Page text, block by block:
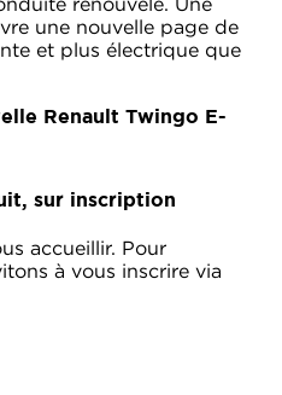
une nouvelle page de
et plus électrique que
Renault Twingo E-
sur inscription
accueillir. Pour
à vous inscrire via